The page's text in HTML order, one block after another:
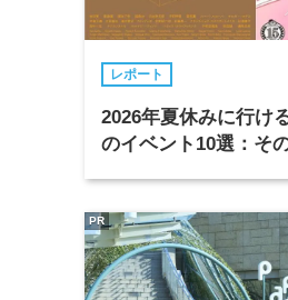
レポート
2026年夏休みに行け
のイベント10選：そ
PR